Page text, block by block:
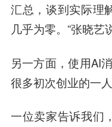
汇总，谈到实际理
几乎为零。”张晓艺
另一方面，使用AI
很多初次创业的一
一位卖家告诉我们